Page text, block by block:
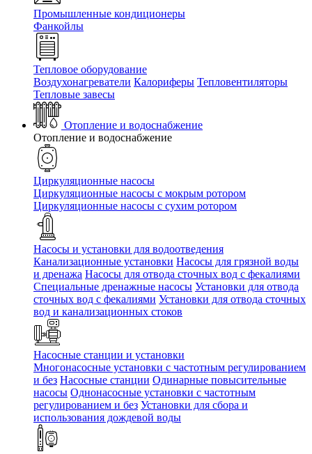
Промышленные кондиционеры
Фанкойлы
Тепловое оборудование
Воздухонагреватели Калориферы Тепловентиляторы
Тепловые завесы
Отопление и водоснабжение
Отопление и водоснабжение
Циркуляционные насосы
Циркуляционные насосы с мокрым ротором
Циркуляционные насосы с сухим ротором
Насосы и установки для водоотведения
Канализационные установки Насосы для грязной воды
и дренажа Насосы для отвода сточных вод c фекалиями
Специальные дренажные насосы Установки для отвода
сточных вод c фекалиями Установки для отвода сточных
вод и канализационных стоков
Насосные станции и установки
Многонасосные установки с частотным регулированием
и без Насосные станции Одинарные повысительные
насосы Однонасосные установки с частотным
регулированием и без Установки для сбора и
использования дождевой воды